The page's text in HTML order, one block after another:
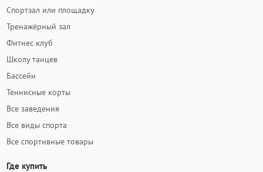
Спортзал или площадку
Тренажёрный зал
Фитнес клуб
Школу танцев
Бассейн
Теннисные корты
Все заведения
Все виды спорта
Все спортивные товары
Где купить